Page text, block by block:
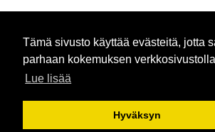
Tämä sivusto käyttää evästeitä, jotta
parhaan kokemuksen
Lue lisää
Hyväksyn